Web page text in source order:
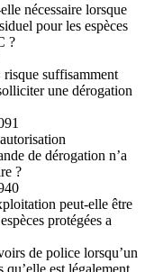
nécessaire lorsque
pour les espèces
?
risque suffisamment
une dérogation
de dérogation n’a
?
peut-elle être
protégées a
de police lorsqu’un
est légalement